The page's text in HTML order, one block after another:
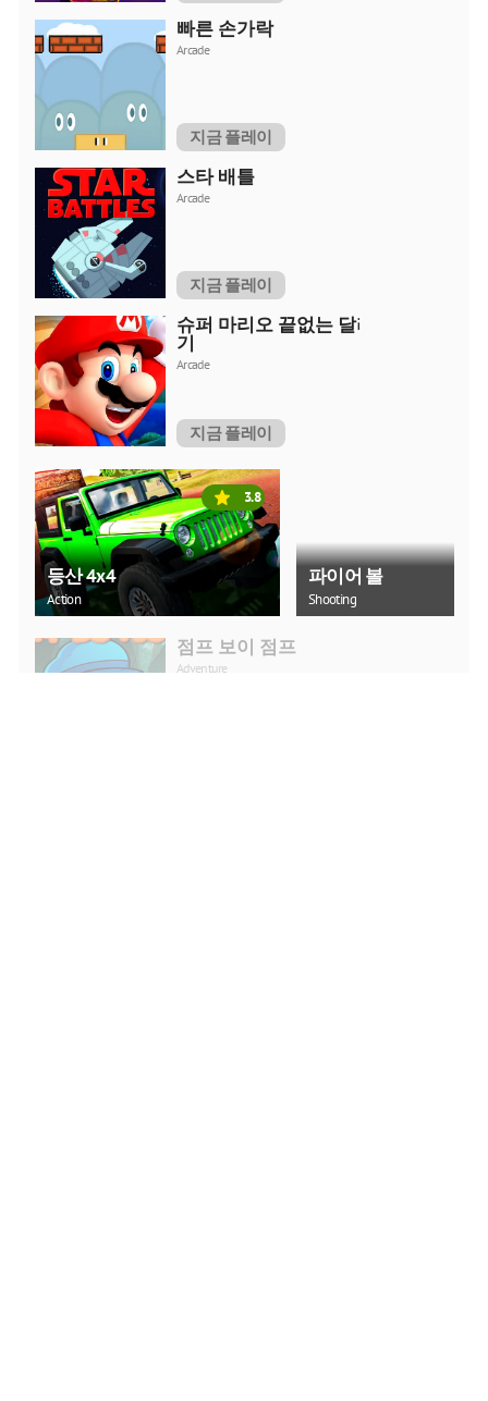
빠른 손가락
Arcade
지금 플레이
스타 배틀
Arcade
지금 플레이
슈퍼 마리오 끝없는 달리
기
Arcade
지금 플레이
등산 4x4
Action
3.8
파이어 볼
Shooting
점프 보이 점프
Adventure